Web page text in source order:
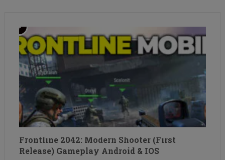
Frontline 2042: Modern Shooter (First
Release) Gameplay Android & IOS